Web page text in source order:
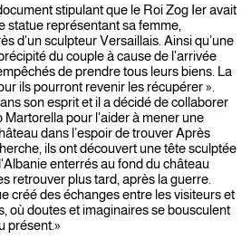
stipulant que le Roi Zog Ier avait
statue représentant sa femme,
d'un sculpteur Versaillais. Ainsi qu’une
du couple à cause de l'arrivée
de prendre tous leurs biens. La
ils pourront revenir les récupérer ».
son esprit et il a décidé de collaborer
pour l'aider à mener une
dans l’espoir de trouver Après
ils ont découvert une tête sculptée
enterrés au fond du château
retrouver plus tard, après la guerre.
créé des échanges entre les visiteurs et
où doutes et imaginaires se bousculent
présent.»